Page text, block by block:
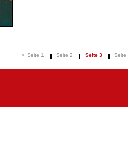
< Seite 1 Seite 2 Seite 3 Seite